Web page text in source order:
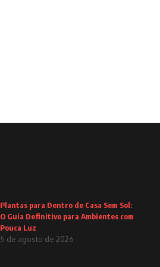
Plantas para Dentro de Casa Sem Sol:
O Guia Definitivo para Ambientes com
Pouca Luz
5 de agosto de 2026